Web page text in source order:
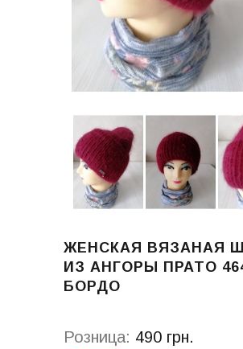
ЖЕНСКАЯ ВЯЗАНАЯ
ИЗ АНГОРЫ ПРАТО
БОРДО
Розница: 490 грн.